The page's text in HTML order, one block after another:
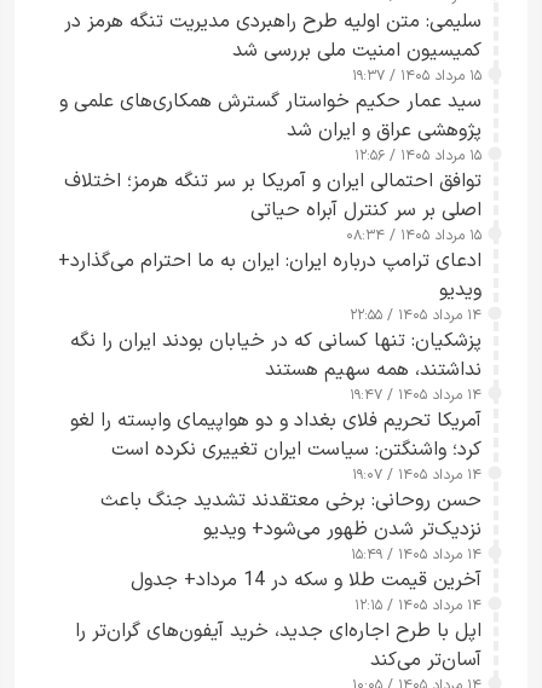
سلیمی: متن اولیه طرح راهبردی مدیریت تنگه هرمز در
کمیسیون امنیت ملی بررسی شد
۱۵ مرداد ۱۴۰۵ / ۱۹:۳۷
سید عمار حکیم خواستار گسترش همکاری‌های علمی و
پژوهشی عراق و ایران شد
۱۵ مرداد ۱۴۰۵ / ۱۲:۵۶
توافق احتمالی ایران و آمریکا بر سر تنگه هرمز؛ اختلاف
اصلی بر سر کنترل آبراه حیاتی
۱۵ مرداد ۱۴۰۵ / ۰۸:۳۴
ادعای ترامپ درباره ایران: ایران به ما احترام می‌گذارد+
ویدیو
۱۴ مرداد ۱۴۰۵ / ۲۲:۵۵
پزشکیان: تنها کسانی که در خیابان بودند ایران را نگه
نداشتند، همه سهیم هستند
۱۴ مرداد ۱۴۰۵ / ۱۹:۴۷
آمریکا تحریم فلای بغداد و دو هواپیمای وابسته را لغو
کرد؛ واشنگتن: سیاست ایران تغییری نکرده است
۱۴ مرداد ۱۴۰۵ / ۱۹:۰۷
حسن روحانی: برخی معتقدند تشدید جنگ باعث
نزدیک‌تر شدن ظهور می‌شود+ ویدیو
۱۴ مرداد ۱۴۰۵ / ۱۵:۴۹
آخرین قیمت طلا و سکه در 14 مرداد+ جدول
۱۴ مرداد ۱۴۰۵ / ۱۲:۱۵
اپل با طرح اجاره‌ای جدید، خرید آیفون‌های گران‌تر را
آسان‌تر می‌کند